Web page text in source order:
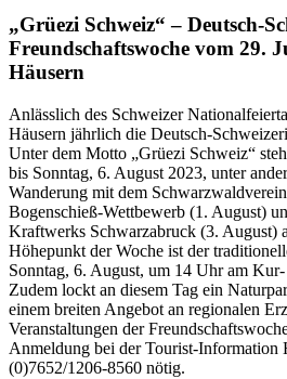
„Grüezi Schweiz“ – Deutsch-
Freundschaftswoche vom 29.
Häusern
Anlässlich des Schweizer
Häusern jährlich die Deutsch-
Unter dem Motto „Grüezi Schweiz“
bis Sonntag, 6. August 2023, unter
Wanderung mit dem
Bogenschieß-Wettbewerb (1. August)
Kraftwerks Schwarzabruck (3. August)
Höhepunkt der Woche ist der
Sonntag, 6. August, um 14 Uhr am
Zudem lockt an diesem Tag ein
einem breiten Angebot an regionalen
Veranstaltungen der
Anmeldung bei der Tourist-Information
(0)7652/1206-8560 nötig.